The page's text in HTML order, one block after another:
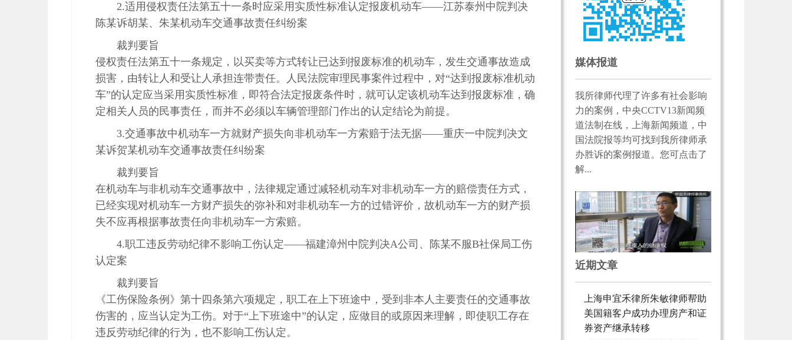
2.适用侵权责任法第五十一条时应采用实质性标准认定报废机动车——江苏泰州中院判决
陈某诉胡某、朱某机动车交通事故责任纠纷案
裁判要旨
侵权责任法第五十一条规定，以买卖等方式转让已达到报废标准的机动车，发生交通事故造成
损害，由转让人和受让人承担连带责任。人民法院审理民事案件过程中，对“达到报废标准机动
车”的认定应当采用实质性标准，即符合法定报废条件时，就可认定该机动车达到报废标准，确
定相关人员的民事责任，而并不必须以车辆管理部门作出的认定结论为前提。
3.交通事故中机动车一方就财产损失向非机动车一方索赔于法无据——重庆一中院判决文
某诉贺某机动车交通事故责任纠纷案
裁判要旨
在机动车与非机动车交通事故中，法律规定通过减轻机动车对非机动车一方的赔偿责任方式，
已经实现对机动车一方财产损失的弥补和对非机动车一方的过错评价，故机动车一方的财产损
失不应再根据事故责任向非机动车一方索赔。
4.职工违反劳动纪律不影响工伤认定——福建漳州中院判决A公司、陈某不服B社保局工伤
认定案
裁判要旨
《工伤保险条例》第十四条第六项规定，职工在上下班途中，受到非本人主要责任的交通事故
伤害的，应当认定为工伤。对于“上下班途中”的认定，应做目的或原因来理解，即使职工存在
违反劳动纪律的行为，也不影响工伤认定。
媒体报道
我所律师代理了许多有社会影响
力的案例，中央CCTV13新闻频
道法制在线，上海新闻频道，中
国法院报等均可找到我所律师承
办胜诉的案例报道。您可点击了
解...
近期文章
上海申宜禾律所朱敏律师帮助
美国籍客户成功办理房产和证
券资产继承转移